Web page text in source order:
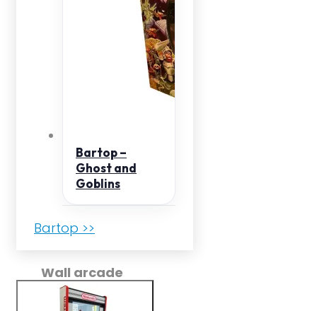
Bartop –
Ghost and
Goblins
Bartop >>
Wall arcade